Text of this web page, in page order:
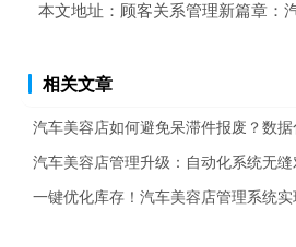
本文地址： 顾客关系管理新篇章：
相关文章
汽车美容店如何避免呆滞件报废？数据
汽车美容店管理升级：自动化系统无缝
一键优化库存！汽车美容店管理系统实